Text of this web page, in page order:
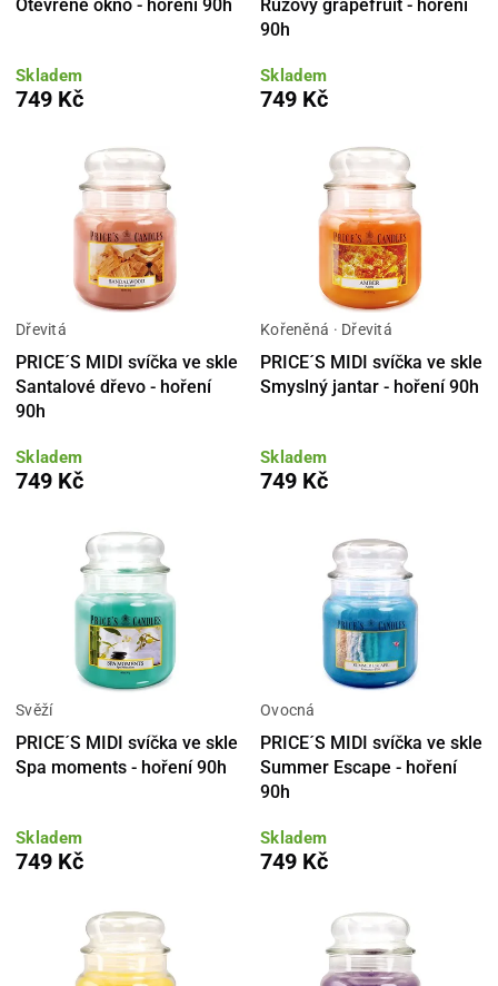
Otevřené okno - hoření 90h
Skladem
749 Kč
Růžový grapefruit - hoření
90h
Skladem
749 Kč
Dřevitá
PRICE´S MIDI svíčka ve skle
Santalové dřevo - hoření
90h
Skladem
749 Kč
Kořeněná · Dřevitá
PRICE´S MIDI svíčka ve skle
Smyslný jantar - hoření 90h
Skladem
749 Kč
Svěží
PRICE´S MIDI svíčka ve skle
Spa moments - hoření 90h
Skladem
749 Kč
Ovocná
PRICE´S MIDI svíčka ve skle
Summer Escape - hoření
90h
Skladem
749 Kč